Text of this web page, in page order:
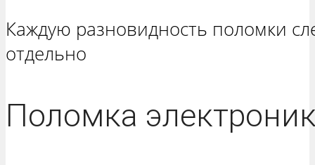
Каждую разновидность поломки
отдельно
Поломка